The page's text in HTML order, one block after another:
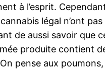
à l’esprit.
légal n’ont pas
de aussi savoir que
produite contient
pense aux